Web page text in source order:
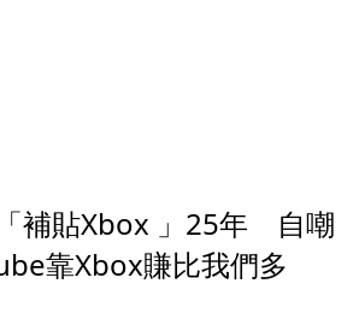
補貼Xbox 」25年 自嘲
靠Xbox賺比我們多